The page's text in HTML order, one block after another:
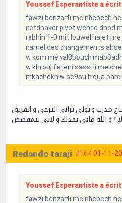
Youssef Esperantiste a écrit
fawzi benzarti me nhebech
netdhaker pivot wehed dhod
rebhin 1-0 mit louwel hajet
namel des changements
w kom me yal3bouch
w khrouj ferjeni sassi li me
mkachekh w se9ou hloua
مدرب و تولي تراني الترجي و الفريق
؟ و الله ماني نفدلك و لاني نتمقصص
#164 01-11-
Redondo taraji
Youssef Esperantiste a écrit
fawzi benzarti me nhebech